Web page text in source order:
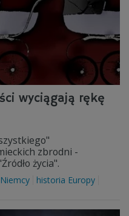
wyciągają rękę
zbrodni -
życia".
Niemcy
historia Europy